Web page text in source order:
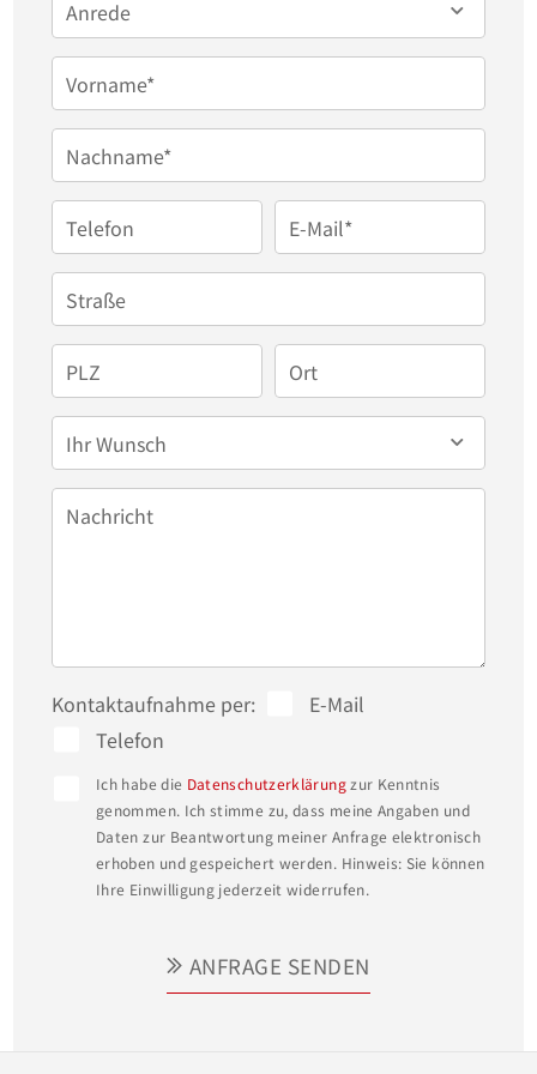
Der offene Wohnbereich mit Zugang zu 2 Balkonen
(Südbalkon und Frühstücksbalkon) mit schöner
Küche und einer Kochinsel mit Esstheke ist
großzügig gestaltet.
Hier ist viel Platz für eine Couchlandschaft.
Alle Fenster sind groß und mit Rollläden versehen.
Außer Bad, Duschbad und Küche ist Parkettboden
verlegt.
Ein großer Schrank im Schlafzimmer kann
verbleiben.
Eine Wohnung mit viel Flair und idealer
Raumaufteilung die bis zu 4 Personen einen hohen
Wohnkomfort bietet.
Anrede
Vorname*
Nachname*
Telefon E-Mail*
Straße
PLZ Ort
Ihr Wunsch
Nachricht
Kontaktaufnahme per:
E-Mail
Telefon
Ich habe die Datenschutzerklärungzur Kenntnis
genommen. Ich stimme zu, dass meine Angaben und
Daten zur Beantwortung meiner Anfrage elektronisch
erhoben und gespeichert werden. Hinweis: Sie können
Ihre Einwilligung jederzeit widerrufen.
ANFRAGE SENDEN